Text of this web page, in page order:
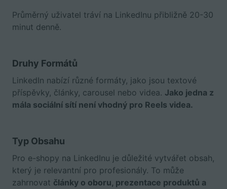
Průměrný uživatel tráví na LinkedInu přibližně 20-30
minut denně.
Druhy Formátů
LinkedIn nabízí různé formáty, jako jsou textové
příspěvky, články, carousel nebo videa. Jako jedna z
mála sociální sítí není vhodný pro Reels videa.
Typ Obsahu
Pro e-shopy na LinkedInu je důležité vytvářet obsah,
který je relevantní pro profesionály. To může
zahrnovat články o oboru, prezentace produktů a